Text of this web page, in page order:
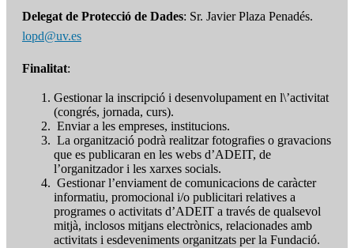
Delegat de Protecció de Dades: Sr. Javier Plaza Penadés.
lopd@uv.es
Finalitat:
Gestionar la inscripció i desenvolupament en l\’activitat
(congrés, jornada, curs).
Enviar a les empreses, institucions.
La organització podrà realitzar fotografies o gravacions
que es publicaran en les webs d’ADEIT, de
l’organitzador i les xarxes socials.
Gestionar l’enviament de comunicacions de caràcter
informatiu, promocional i/o publicitari relatives a
programes o activitats d’ADEIT a través de qualsevol
mitjà, inclosos mitjans electrònics, relacionades amb
activitats i esdeveniments organitzats per la Fundació.